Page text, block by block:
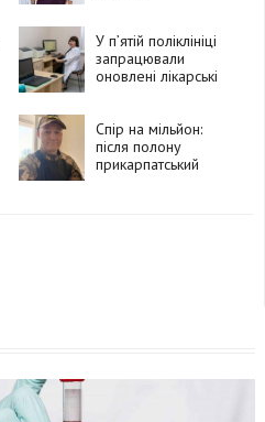
У п’ятій поліклініці
запрацювали
оновлені лікарські
Спір на мільйон:
після полону
прикарпатський